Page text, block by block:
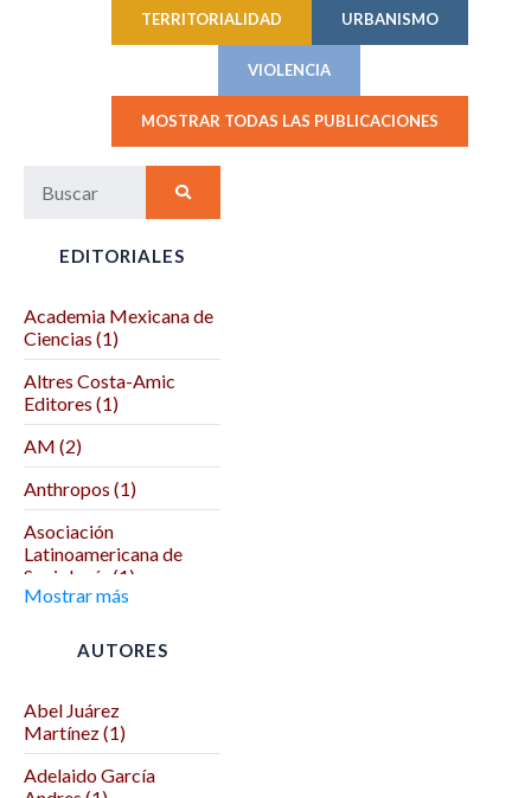
TERRITORIALIDAD URBANISMO
VIOLENCIA
MOSTRAR TODAS LAS PUBLICACIONES
EDITORIALES
Academia Mexicana de
Ciencias (1)
Altres Costa-Amic
Editores (1)
AM (2)
Anthropos (1)
Asociación
Latinoamericana de
Sociología (1)
de Ciencias Políticas (1)
Benemérita Universidad
Autónoma de Puebla (2)
Benemérita y
Mostrar más
AUTORES
Abel Juárez
Martínez (1)
Adelaido García